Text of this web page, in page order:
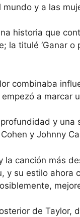
y a las
historia que
titulé ‘Ganar o
combinaba
a marcar
y una
y Johnny
canción más
y su estilo ahora
de Taylor,